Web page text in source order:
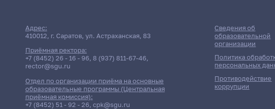
Адрес:
410012, г. Саратов, ул. Астраханская, 83
Приёмная ректора:
+7 (8452) 26 - 16 - 96, 8 (937) 811-67-46,
rector@sgu.ru
Отдел по организации приёма на основные
образовательные программы (Центральная
приёмная комиссия):
+7 (8452) 51 - 92 - 26, cpk@sgu.ru
Сведения об
образовательной
организации
Политика
персональных
Противодействие
коррупции